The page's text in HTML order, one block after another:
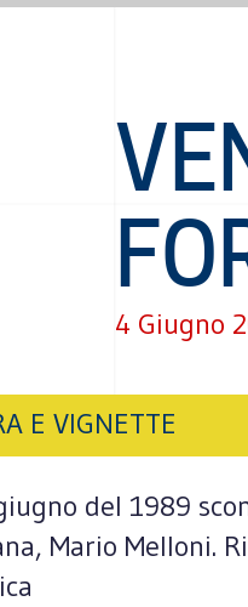
4 Giugno
E VIGNETTE
del 1989
Mario Melloni.